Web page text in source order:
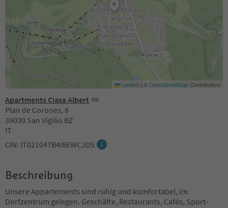
Apartments Ciasa Albert
Plan de Corones, 8
39030 San Vigilio BZ
IT
CIN: IT021047B4I8EWCJD5
Leaflet | ©OpenStreetMapContributors
Beschreibung
Unsere Appartements sind ruhig und komfortabel, im
Dorfzentrum gelegen. Geschäfte, Restaurants, Cafés, Sport-